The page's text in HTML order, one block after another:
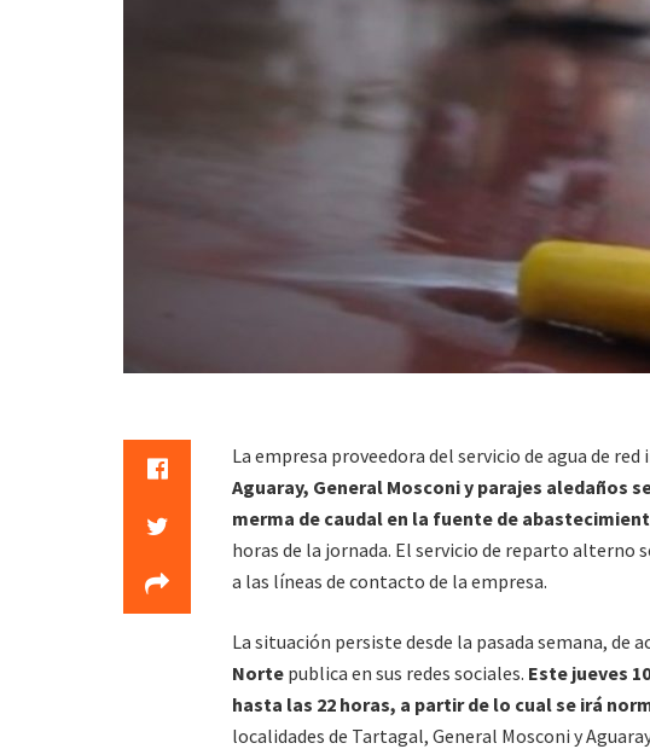
La empresa proveedora del servicio de agua de
Aguaray, General Mosconi y parajes aledaños
merma de caudal en la fuente de
horas de la jornada. El servicio de reparto alterno
a las líneas de contacto de la empresa.
La situación persiste desde la pasada semana, de
Norte publica en sus redes sociales. Este jueves
hasta las 22 horas, a partir de lo cual se irá
localidades de Tartagal, General Mosconi y